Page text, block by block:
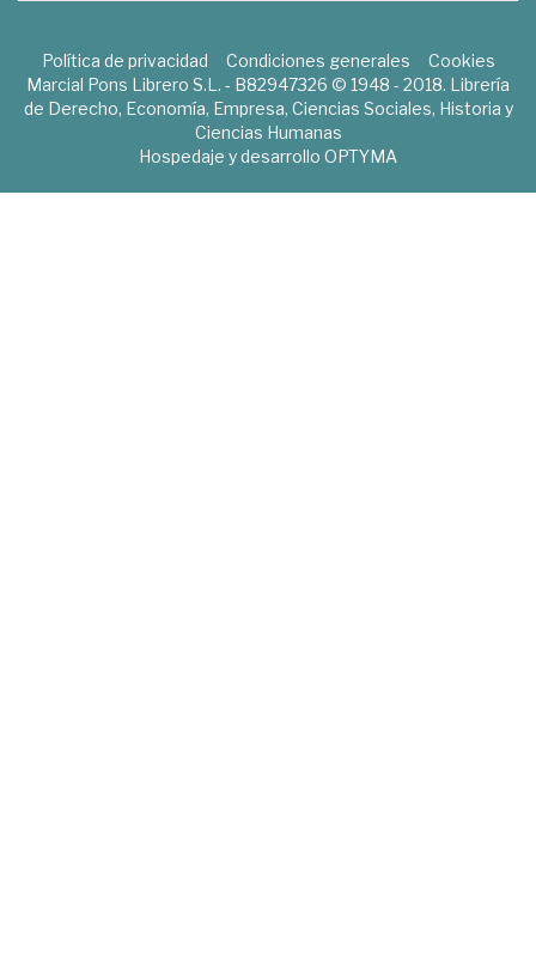
Política de privacidad Condiciones generales
Cookies
Marcial Pons Librero S.L. - B82947326 © 1948 - 2018. Librería
de Derecho, Economía, Empresa, Ciencias Sociales, Historia y
Ciencias Humanas
Hospedaje y desarrollo OPTYMA